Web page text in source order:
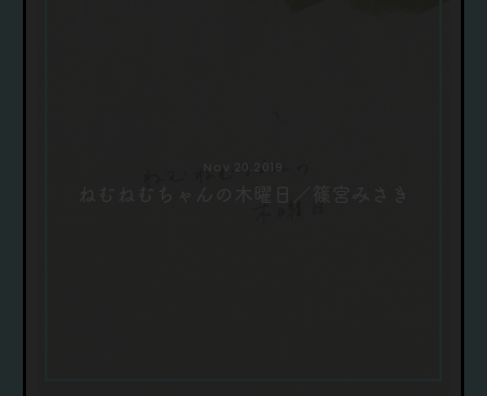
Nov 20.2019
ねむねむちゃんの木曜日／篠宮みさき